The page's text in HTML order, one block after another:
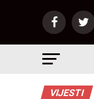
VIJESTI